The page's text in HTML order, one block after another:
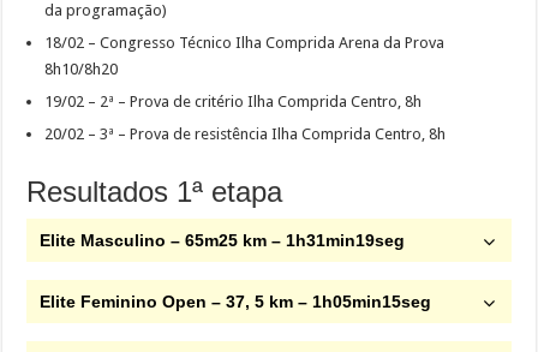
da programação)
18/02 – Congresso Técnico Ilha Comprida Arena da Prova
8h10/8h20
19/02 – 2ª – Prova de critério Ilha Comprida Centro, 8h
20/02 – 3ª – Prova de resistência Ilha Comprida Centro, 8h
Resultados 1ª etapa
Elite Masculino – 65m25 km – 1h31min19seg
Elite Feminino Open – 37, 5 km – 1h05min15seg